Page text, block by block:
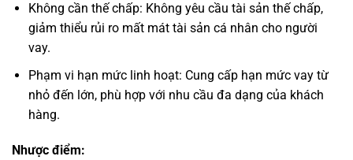
Không cần thế chấp: Không yêu cầu tài sản thế chấp,
giảm thiểu rủi ro mất mát tài sản cá nhân cho người
vay.
Phạm vi hạn mức linh hoạt: Cung cấp hạn mức vay từ
nhỏ đến lớn, phù hợp với nhu cầu đa dạng của khách
hàng.
Nhược điểm: